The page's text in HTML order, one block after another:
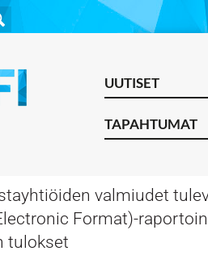
UUTISET
TAPAHTUMAT
valmiudet
Format)-
tulokset